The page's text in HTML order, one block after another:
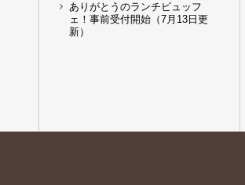
ありがとうのランチビュッフ
ェ！事前受付開始（7月13日更
新）